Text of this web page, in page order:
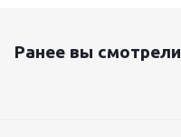
Ранее вы смотрели